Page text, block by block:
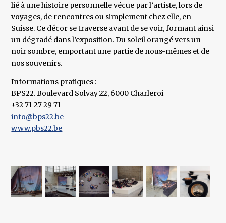
lié à une histoire personnelle vécue par l’artiste, lors de
voyages, de rencontres ou simplement chez elle, en
Suisse. Ce décor se traverse avant de se voir, formant ainsi
un dégradé dans l’exposition. Du soleil orangé vers un
noir sombre, emportant une partie de nous-mêmes et de
nos souvenirs.
Informations pratiques :
BPS22. Boulevard Solvay 22, 6000 Charleroi
+32 71 27 29 71
info@bps22.be
www.pbs22.be